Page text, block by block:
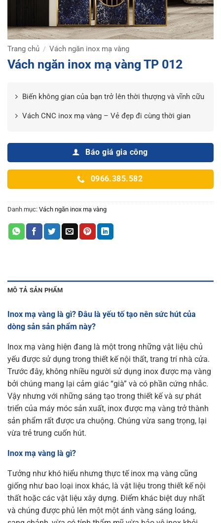
Trang chủ / Vách ngăn inox mạ vàng
Vách ngăn inox mạ vàng TP 012
Biến không gian của bạn trở lên thời thượng và vĩnh cữu
Vách CNC inox mạ vàng – Vẻ đẹp đi cùng thời gian
Báo giá gia công
0966.385.582
Danh mục: Vách ngăn inox mạ vàng
MÔ TẢ SẢN PHẨM
Inox mạ vàng là gì? Đâu là yếu tố tạo nên sức hút của
dòng sản sản phẩm này?
Inox mạ vàng hiện đang là một trong những vật liệu chủ
yếu được sử dụng trong thiết kế nội thất, trang trí nhà cửa.
Trước đây, không nhiều người sử dụng inox được mạ vàng
bởi chúng mang lại cảm giác “già” và có phần cứng nhắc.
Vậy nhưng với những sáng tạo trong thiết kế và sự phát
triển của máy móc sản xuất, inox được mạ vàng trở thành
sản phẩm rất được ưa chuộng. Chúng vừa sang trọng, lại
vừa trẻ trung cuốn hút.
Inox mạ vàng là gì?
Tưởng như khó hiểu nhưng thực tế inox mạ vàng cũng
giống như bao loại inox khác, là vật liệu trong thiết kế nội
thất hoặc các vật liệu xây dựng. Điểm khác biệt duy nhất
và chúng được phủ lên một một ánh vàng sáng loáng,